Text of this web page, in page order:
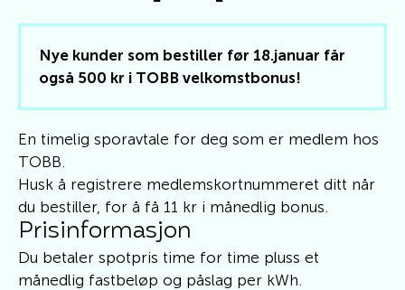
Nye kunder som bestiller før 18.januar får
også 500 kr i TOBB velkomstbonus!
En timelig sporavtale for deg som er medlem hos
TOBB.
Husk å registrere medlemskortnummeret ditt når
du bestiller, for å få 11 kr i månedlig bonus.
Prisinformasjon
Du betaler spotpris time for time pluss et
månedlig fastbeløp og påslag per kWh.